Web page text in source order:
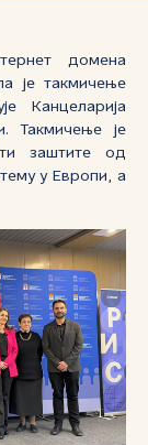
домена
је такмичење
Канцеларија
Такмичење је
заштите од
у Европи, а